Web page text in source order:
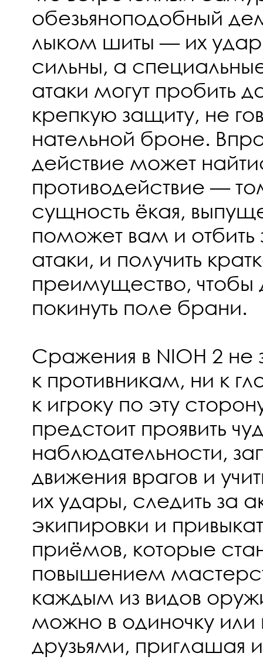
обезьяноподобный
лыком шиты — их
сильны, а
атаки могут пробить
крепкую защиту, не
нательной броне.
действие может
противодействие —
сущность ёкая,
поможет вам и
атаки, и получить
преимущество, чтобы
покинуть поле брани.
Сражения в NIOH 2
к противникам, ни к
к игроку по эту
предстоит проявить
наблюдательности,
движения врагов и
их удары, следить за
экипировки и
приёмов, которые
повышением
каждым из видов
можно в одиночку или
друзьями, приглашая